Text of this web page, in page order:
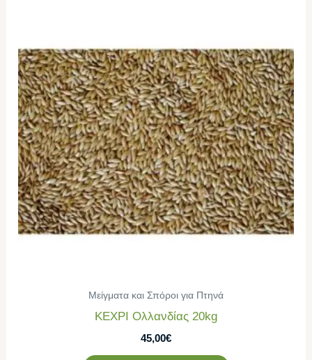
Μείγματα και Σπόροι για Πτηνά
ΚΕΧΡΙ Ολλανδίας 20kg
45,00€